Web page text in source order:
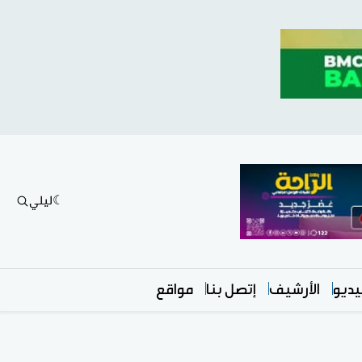
ليلي
الأرشيف إتصل بنا مواقع